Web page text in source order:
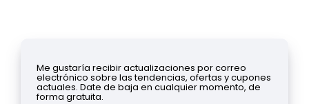
Me gustaría recibir actualizaciones por correo
electrónico sobre las tendencias, ofertas y cupones
actuales. Date de baja en cualquier momento, de
forma gratuita.